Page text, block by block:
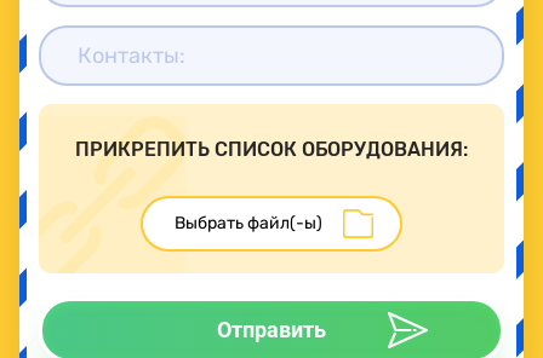
ПРИКРЕПИТЬ СПИСОК ОБОРУДОВАНИЯ:
Отправить